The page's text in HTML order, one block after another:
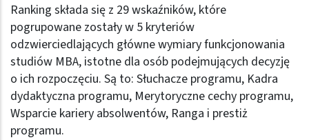
Ranking składa się z 29 wskaźników, które
pogrupowane zostały w 5 kryteriów
odzwierciedlających główne wymiary funkcjonowania
studiów MBA, istotne dla osób podejmujących decyzję
o ich rozpoczęciu. Są to: Słuchacze programu, Kadra
dydaktyczna programu, Merytoryczne cechy programu,
Wsparcie kariery absolwentów, Ranga i prestiż
programu.